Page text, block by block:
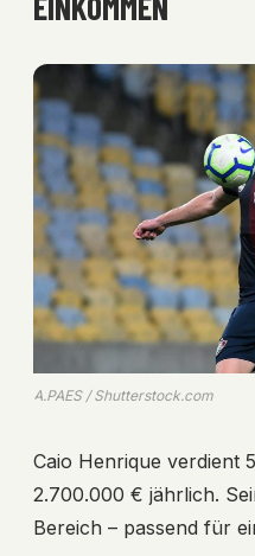
A.PAES / Shutterstock.com
Caio Henrique verdient
2.700.000 € jährlich.
Bereich – passend für